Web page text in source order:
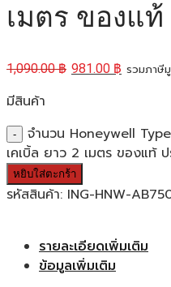
เมตร ของแ
1,090.00฿ 981.00 ฿ รวมภาษี
มีสินค้า
จำนวน Honeywell
เคเบิ้ล ยาว 2 เมตร ของแท้
หยิบใส่ตะกร้า
รหัสสินค้า: ING-HNW-
รายละเอียดเพิ่มเติม
ข้อมูลเพิ่มเติม